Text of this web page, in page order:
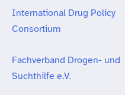
International Drug Policy
Consortium
Fachverband Drogen- und
Suchthilfe e.V.